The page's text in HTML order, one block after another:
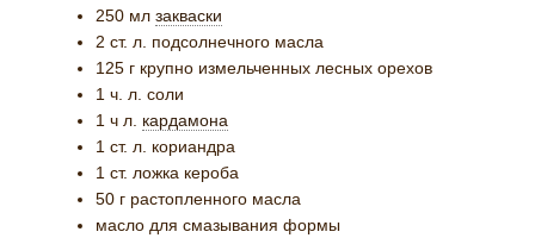
250 мл закваски
2 ст. л. подсолнечного масла
125 г крупно измельченных лесных орехов
1 ч. л. соли
1 ч л. кардамона
1 ст. л. кориандра
1 ст. ложка кероба
50 г растопленного масла
масло для смазывания формы